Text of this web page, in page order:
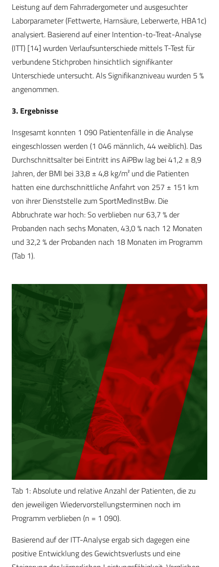
Leistung auf dem Fahrradergometer und ausgesuchter
Laborparameter (Fettwerte, Harnsäure, Leberwerte, HBA1c)
analysiert. Basierend auf einer Intention-to-Treat-Analyse
(ITT) [14] wurden Verlaufsunterschiede mittels T-Test für
verbundene Stichproben hinsichtlich signifikanter
Unterschiede untersucht. Als Signifikanzniveau wurden 5 %
angenommen.
3. Ergebnisse
Insgesamt konnten 1 090 Patientenfälle in die Analyse
eingeschlossen werden (1 046 männlich, 44 weiblich). Das
Durchschnittsalter bei Eintritt ins AiPBw lag bei 41,2 ± 8,9
Jahren, der BMI bei 33,8 ± 4,8 kg/m² und die Patienten
hatten eine durchschnittliche Anfahrt von 257 ± 151 km
von ihrer Dienststelle zum SportMedInstBw. Die
Abbruchrate war hoch: So verblieben nur 63,7 % der
Probanden nach sechs Monaten, 43,0 % nach 12 Monaten
und 32,2 % der Probanden nach 18 Monaten im Programm
(Tab 1).
Tab 1: Absolute und relative Anzahl der Patienten, die zu
den jeweiligen Wiedervorstellungsterminen noch im
Programm verblieben (n = 1 090).
Basierend auf der ITT-Analyse ergab sich dagegen eine
positive Entwicklung des Gewichtsverlusts und eine